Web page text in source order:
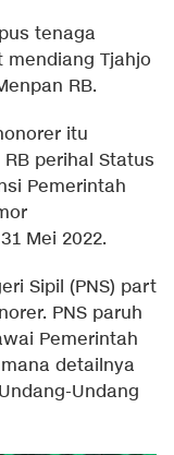
tenaga
mendiang Tjahjo
RB.
itu
perihal Status
Pemerintah
Mei 2022.
Sipil (PNS) part
PNS paruh
Pemerintah
detailnya
Undang